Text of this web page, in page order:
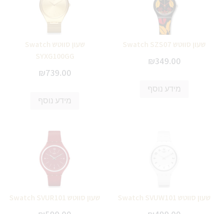
שעון סווטש Swatch SZS07
₪349.00
מידע נוסף
שעון סווטש Swatch
SYXG100GG
₪739.00
מידע נוסף
שעון סווטש Swatch SVUW101 שעון סווטש Swatch SVUR101